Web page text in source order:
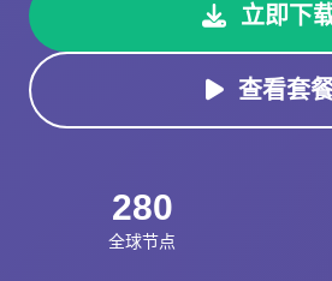
立即下
查看套
280
全球节点